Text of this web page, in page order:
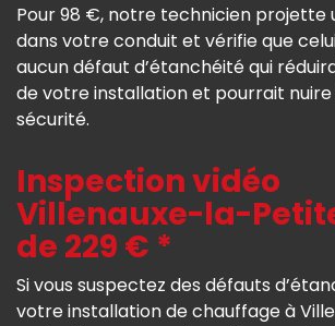
Pour 98 €, notre technicien projette
dans votre conduit et vérifie que
aucun défaut d’étanchéité qui
de votre installation et pourrait
sécurité.
Inspection vidéo
Villenauxe-la-
de 229 € *
Si vous suspectez des défauts
votre installation de chauffage à